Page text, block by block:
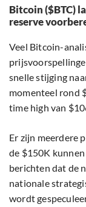
Bitcoin ($BTC)
reserve
Veel Bitcoin-
snelle stijging
momenteel rond
time high van
Er zijn meerdere
de $150K
berichten dat de
nationale
wordt